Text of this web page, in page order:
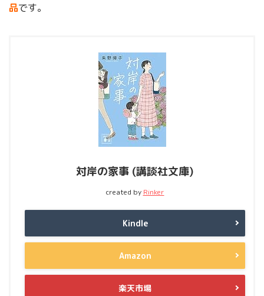
品です。
対岸の家事 (講談社文庫)
created by Rinker
Kindle
Amazon
楽天市場